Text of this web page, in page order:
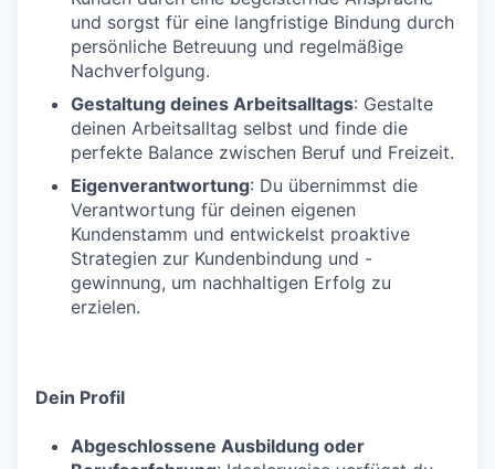
und sorgst für eine langfristige Bindung durch
persönliche Betreuung und regelmäßige
Nachverfolgung.
Gestaltung deines Arbeitsalltags: Gestalte
deinen Arbeitsalltag selbst und finde die
perfekte Balance zwischen Beruf und Freizeit.
Eigenverantwortung: Du übernimmst die
Verantwortung für deinen eigenen
Kundenstamm und entwickelst proaktive
Strategien zur Kundenbindung und -
gewinnung, um nachhaltigen Erfolg zu
erzielen.
Dein Profil
Abgeschlossene Ausbildung oder